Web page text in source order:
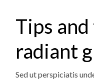
Tips
radiant
Sed ut perspiciatis